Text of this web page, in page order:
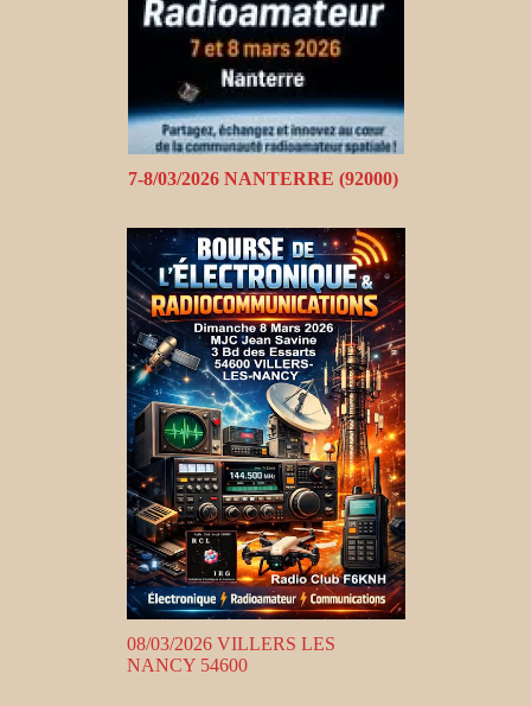
7-8/03/2026 NANTERRE (92000)
08/03/2026 VILLERS LES
NANCY 54600